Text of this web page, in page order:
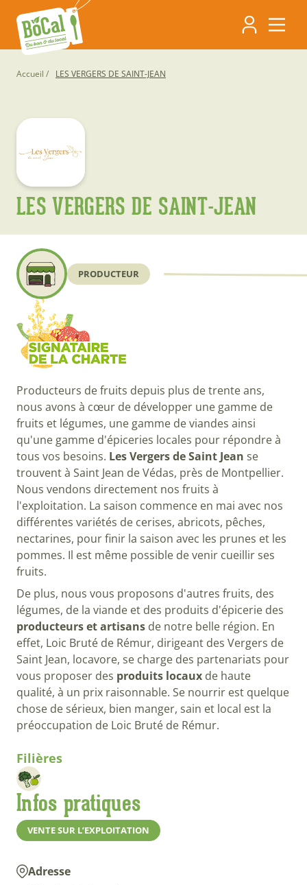
contenu
principal
Fil
Accueil LES VERGERS DE SAINT-JEAN
LES VERGERS DE SAINT-JEAN
PRODUCTEUR
Producteurs de fruits depuis plus de trente ans,
nous avons à cœur de développer une gamme de
fruits et légumes, une gamme de viandes ainsi
qu'une gamme d'épiceries locales pour répondre à
tous vos besoins. Les Vergers de Saint Jean se
trouvent à Saint Jean de Védas, près de Montpellier.
Nous vendons directement nos fruits à
l'exploitation. La saison commence en mai avec nos
différentes variétés de cerises, abricots, pêches,
nectarines, pour finir la saison avec les prunes et les
pommes. Il est même possible de venir cueillir ses
fruits.
De plus, nous vous proposons d'autres fruits, des
légumes, de la viande et des produits d'épicerie des
producteurs et artisans de notre belle région. En
effet, Loic Bruté de Rémur, dirigeant des Vergers de
Saint Jean, locavore, se charge des partenariats pour
vous proposer des produits locaux de haute
qualité, à un prix raisonnable. Se nourrir est quelque
chose de sérieux, bien manger, sain et local est la
préoccupation de Loic Bruté de Rémur.
Filières
Infos pratiques
VENTE SUR L’EXPLOITATION
Adresse